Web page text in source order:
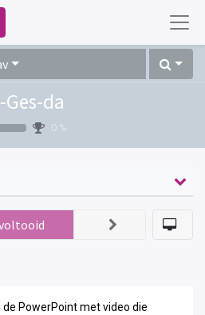
da
0 %
PowerPoint met video die